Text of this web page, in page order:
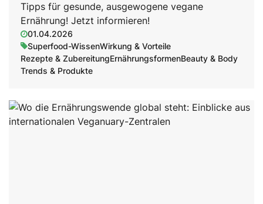
Tipps für gesunde, ausgewogene vegane
Ernährung! Jetzt informieren!
01.04.2026
Superfood-WissenWirkung & Vorteile
Rezepte & ZubereitungErnährungsformenBeauty & Body
Trends & Produkte